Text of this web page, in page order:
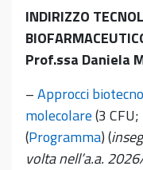
INDIRIZZO
Prof.ssa Daniela
–Approcci
molecolare(3
(Programma) (
volta nell’a.a.